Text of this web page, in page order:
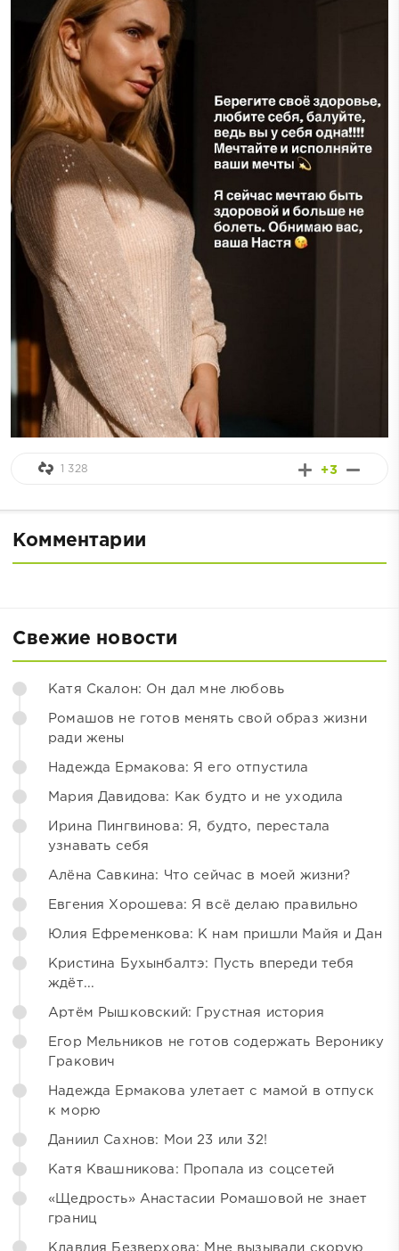
+3
1 328
Комментарии
Свежие новости
Катя Скалон: Он дал мне любовь
Ромашов не готов менять свой образ жизни
ради жены
Надежда Ермакова: Я его отпустила
Мария Давидова: Как будто и не уходила
Ирина Пингвинова: Я, будто, перестала
узнавать себя
Алёна Савкина: Что сейчас в моей жизни?
Евгения Хорошева: Я всё делаю правильно
Юлия Ефременкова: К нам пришли Майя и Дан
Кристина Бухынбалтэ: Пусть впереди тебя
ждёт...
Артём Рышковский: Грустная история
Егор Мельников не готов содержать Веронику
Гракович
Надежда Ермакова улетает с мамой в отпуск
к морю
Даниил Сахнов: Мои 23 или 32!
Катя Квашникова: Пропала из соцсетей
«Щедрость» Анастасии Ромашовой не знает
границ
Клавдия Безверхова: Мне вызывали скорую